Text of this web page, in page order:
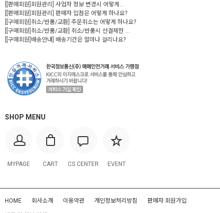
[[판매회원]회원관리] 사업자 정보 변경시 어떻게...
[[판매회원]회원관리] 판매자 입점은 어떻게 하나요?
[[구매회원]취소/반품/교환] 주문취소는 어떻게 하나요?
[[구매회원]취소/반품/교환] 취소/반품시 선결제한 ...
[[구매회원]배송안내] 배송기간은 얼마나 걸리나요?
SHOP MENU
MYPAGE CART CS CENTER EVENT
HOME 회사소개 이용약관 개인정보처리방침 판매자 회원가입